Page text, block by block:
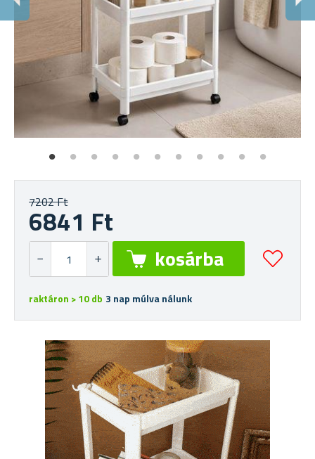
7202 Ft
6841 Ft
raktáron > 10 db 3 nap múlva nálunk